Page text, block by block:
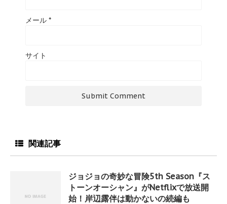
メール *
サイト
関連記事
ジョジョの奇妙な冒険5th Season『ス
トーンオーシャン』がNetflixで放送開
始！岸辺露伴は動かないの続編も